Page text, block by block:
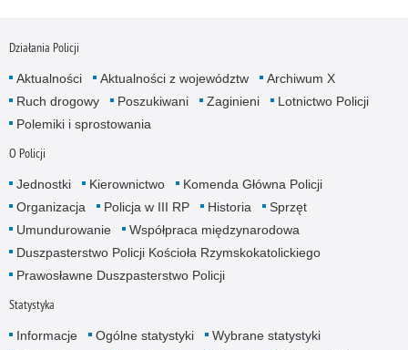
Działania Policji
Aktualności Aktualności z województw
Archiwum X
Ruch drogowy
Poszukiwani Zaginieni
Lotnictwo Policji
Polemiki i sprostowania
O Policji
Jednostki Kierownictwo
Komenda Główna Policji
Organizacja
Policja w III RP Historia
Sprzęt
Umundurowanie
Współpraca międzynarodowa
Duszpasterstwo Policji Kościoła Rzymskokatolickiego
Prawosławne Duszpasterstwo Policji
Statystyka
Informacje Ogólne statystyki
Wybrane statystyki